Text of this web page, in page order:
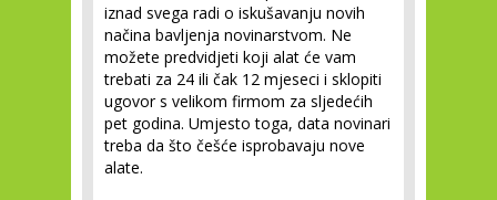
iznad svega radi o iskušavanju novih
načina bavljenja novinarstvom. Ne
možete predvidjeti koji alat će vam
trebati za 24 ili čak 12 mjeseci i sklopiti
ugovor s velikom firmom za sljedećih
pet godina. Umjesto toga, data novinari
treba da što češće isprobavaju nove
alate.